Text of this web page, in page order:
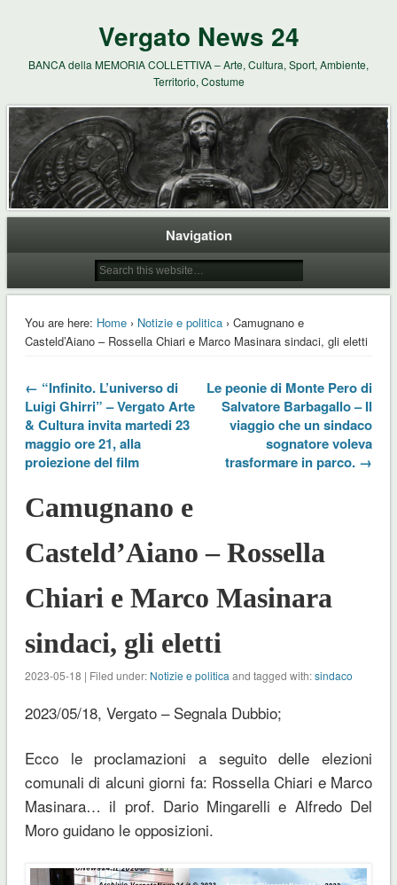
Vergato News 24
BANCA della MEMORIA COLLETTIVA – Arte, Cultura, Sport, Ambiente,
Territorio, Costume
Navigation
You are here: Home› Notizie e politica› Camugnano e
Casteld’Aiano – Rossella Chiari e Marco Masinara sindaci, gli eletti
← “Infinito. L’universo di
Luigi Ghirri” – Vergato Arte
& Cultura invita martedi 23
maggio ore 21, alla
proiezione del film
Le peonie di Monte Pero di
Salvatore Barbagallo – Il
viaggio che un sindaco
sognatore voleva
trasformare in parco. →
Camugnano e
Casteld’Aiano – Rossella
Chiari e Marco Masinara
sindaci, gli eletti
2023-05-18 | Filed under: Notizie e politica and tagged with:sindaco
2023/05/18, Vergato – Segnala Dubbio;
Ecco le proclamazioni a seguito delle elezioni
comunali di alcuni giorni fa: Rossella Chiari e Marco
Masinara… il prof. Dario Mingarelli e Alfredo Del
Moro guidano le opposizioni.